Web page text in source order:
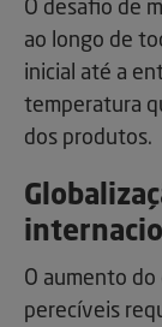
O desafio de
ao longo de
inicial até a
temperatura
dos produtos.
O aumento
perecíveis